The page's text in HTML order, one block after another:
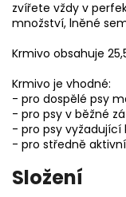
zvířete vždy v
množství, lněné
Krmivo obsahuje
Krmivo je vhodné:
- pro dospělé psy
- pro psy v běžné
- pro psy vyžadující
- pro středně
Složení